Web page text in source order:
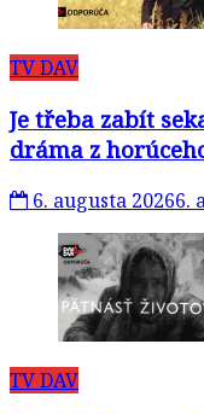
TV DAV
Je třeba zabít
dráma z
6. augusta 20266.
TV DAV